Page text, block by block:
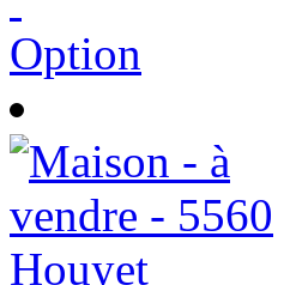
Option